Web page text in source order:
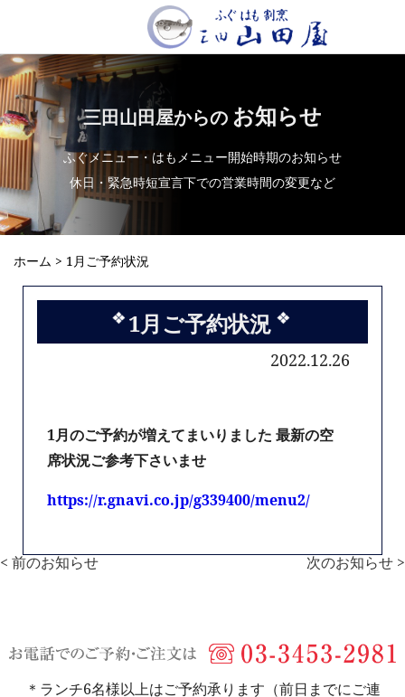
三田山田屋からの お知らせ
ふぐメニュー・はもメニュー開始時期のお知らせ
休日・緊急時短宣言下での営業時間の変更など
ホーム > 1月ご予約状況
1月ご予約状況
2022.12.26
1月のご予約が増えてまいりました 最新の空
席状況ご参考下さいませ
https://r.gnavi.co.jp/g339400/menu2/
< 前のお知らせ 次のお知らせ >
＊ランチ6名様以上はご予約承ります（前日までにご連